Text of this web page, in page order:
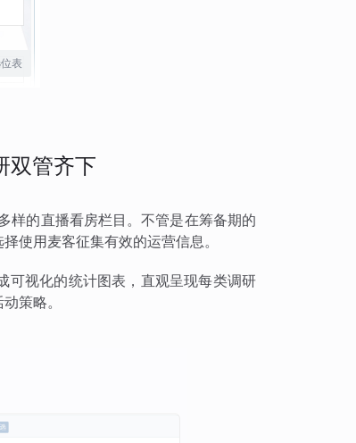
表
双管齐下
样的直播看房栏目。不管是在筹备期的
使用麦客征集有效的运营信息。
可视化的统计图表，直观呈现每类调研
策略。